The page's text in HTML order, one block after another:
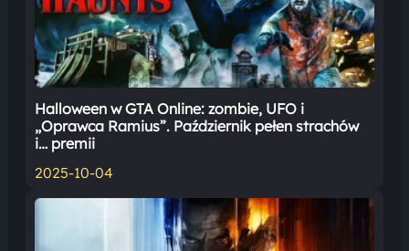
Halloween w GTA Online: zombie, UFO i
„Oprawca Ramius”. Październik pełen strachów
i… premii
2025-10-04